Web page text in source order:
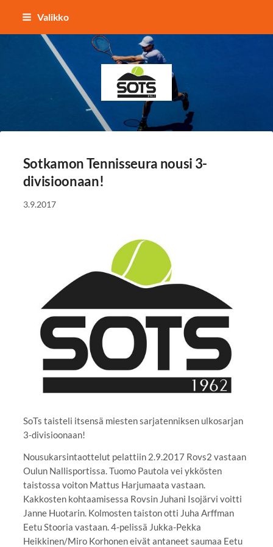
Siirry
sisältöön
Valikko
Sotkamon Tennisseura
Sotkamon Tennisseura nousi 3-
divisioonaan!
3.9.2017
SoTs taisteli itsensä miesten sarjatenniksen ulkosarjan
3-divisioonaan!
Nousukarsintaottelut pelattiin 2.9.2017 Rovs2 vastaan
Oulun Nallisportissa. Tuomo Pautola vei ykkösten
taistossa voiton Mattus Harjumaata vastaan.
Kakkosten kohtaamisessa Rovsin Juhani Isojärvi voitti
Janne Huotarin. Kolmosten taiston otti Juha Arffman
Eetu Stooria vastaan. 4-pelissä Jukka-Pekka
Heikkinen/Miro Korhonen eivät antaneet saumaa Eetu